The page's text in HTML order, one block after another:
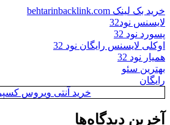
خرید بک لینک behtarinbacklink.com
لایسنس نود32
پسورد نود 32
اوکلی لایسنس رایگان نود 32
همیار نود 32
بهترین سئو
رایگان
خرید آنتی ویروس
آخرین دیدگاه‌ها